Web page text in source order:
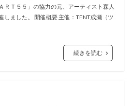
ＲＴ５５」の協力の元、アーティスト森人
しました。 開催概要 主催：TENT成瀬（ツ
続きを読む